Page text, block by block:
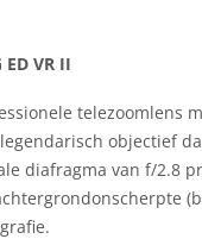
VR II
telezoomlens
legendarisch objectief
diafragma van f/2.8